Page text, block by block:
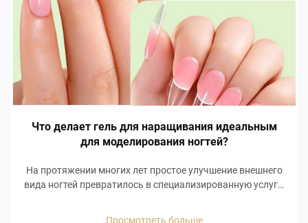
Что делает гель для наращивания идеальным
для моделирования ногтей?
На протяжении многих лет простое улучшение внешнего
вида ногтей превратилось в специализированную услугу,
Просмотреть больше